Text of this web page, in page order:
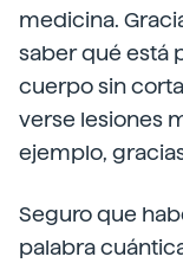
medicina.
saber qué está
cuerpo sin
verse lesiones
ejemplo,
Seguro que
palabra